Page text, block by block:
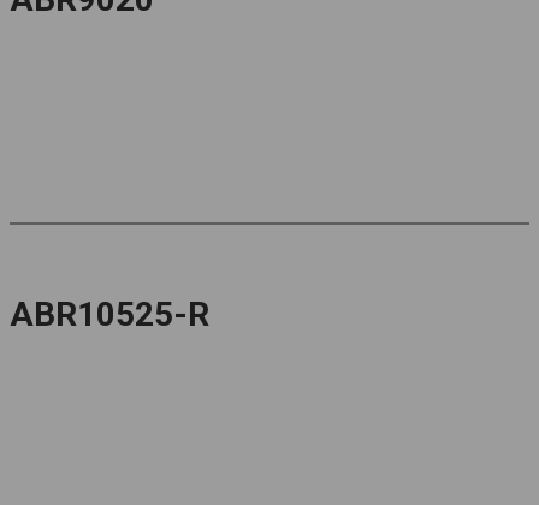
ABR10525-R